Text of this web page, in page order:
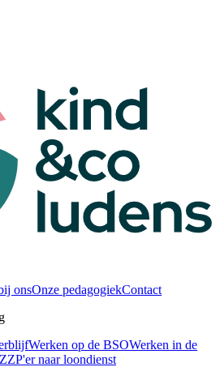
onsOnze pedagogiekContact
Werken op de BSOWerken in de
naar loondienst